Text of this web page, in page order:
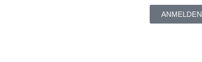
ANMELDEN